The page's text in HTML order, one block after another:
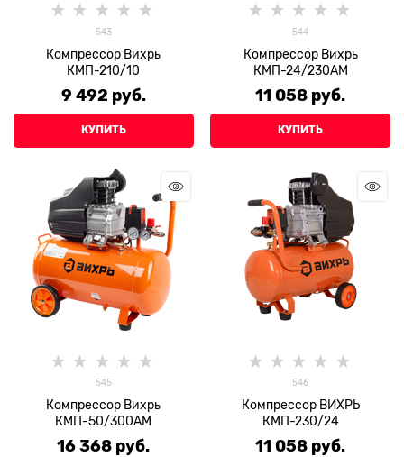
543
Компрессор Вихрь
КМП-210/10
9 492 руб.
КУПИТЬ
544
Компрессор Вихрь
КМП-24/230АМ
11 058 руб.
КУПИТЬ
545
Компрессор Вихрь
КМП-50/300АМ
16 368 руб.
546
Компрессор ВИХРЬ
КМП-230/24
11 058 руб.